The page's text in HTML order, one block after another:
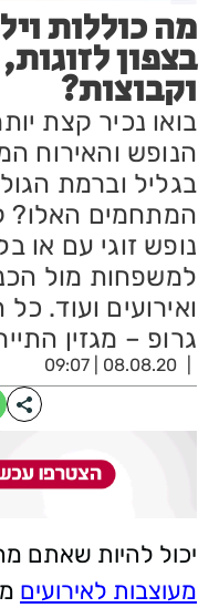
מה כוללות
בצפון
וקבוצות?
בואו נכיר קצת
הנופש והאירוח
בגליל וברמת
המתחמים האלו?
נופש זוגי עם או
למשפחות מול
גרופ – מגזין
08.08.20 | 09:07
יכול להיות שאתם
מעוצבות לאירועים